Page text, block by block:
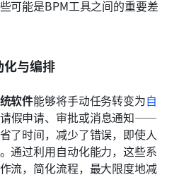
可能是BPM工具之间的重要差
化与编排
软件能够将手动任务转变为自
假申请、审批或消息通知——
了时间，减少了错误，即使人
通过利用自动化能力，这些系
流，简化流程，最大限度地减